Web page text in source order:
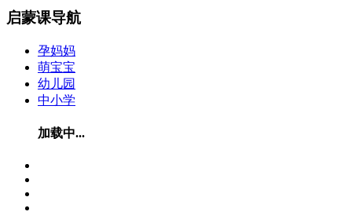
启蒙课导航
孕妈妈
萌宝宝
幼儿园
中小学
加载中...